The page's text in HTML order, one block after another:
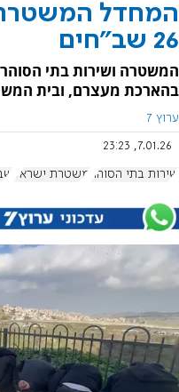
המחדל
26 שב"חים
המשטרה ושירות בתי
בהארכת מעצרם, ובית
ערוץ 7
7.01.26, 23:23
שירות בתי הסוהר משטרת ישראל